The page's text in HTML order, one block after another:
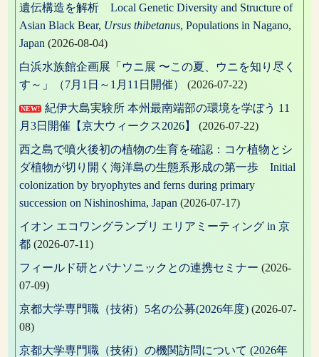
遺伝構造を解析 Local Genetic Diversity and Structure of
Asian Black Bear, Ursus thibetanus, Populations in Nagano,
Japan (2026-08-04)
白浜水族館企画展「ウニ展 〜この夏、ウニを知り尽く
す～」（7月1日～1月11日開催）
(2026-07-22)
NEW!
紀伊大島実験所 本州最南端部の環境を学ぼう 11
月3日開催【京大ウィークス2026】
(2026-07-22)
西之島で噴火後初の植物の生育を確認：コケ植物とシ
ダ植物が切り開く海洋島の生態系形成の第一歩 Initial
colonization by bryophytes and ferns during primary
succession on Nishinoshima, Japan (2026-07-17)
イオン エコワングランプリ エリアミーティング in 京
都 (2026-07-11)
フィールド研とパナソニックとの連携セミナー (2026-
07-09)
京都大学専門職（技術）5名の公募(2026年度) (2026-07-
08)
京都大学専門職（技術）の機関訪問について (2026年